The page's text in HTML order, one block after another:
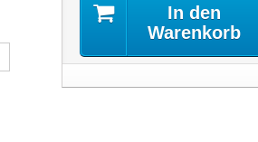
In den
Warenkorb